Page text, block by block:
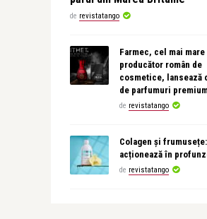
de revistatango
Farmec, cel mai mare
producător român de
cosmetice, lansează
de parfumuri
de revistatango
Colagen și
acționează în
de revistatango